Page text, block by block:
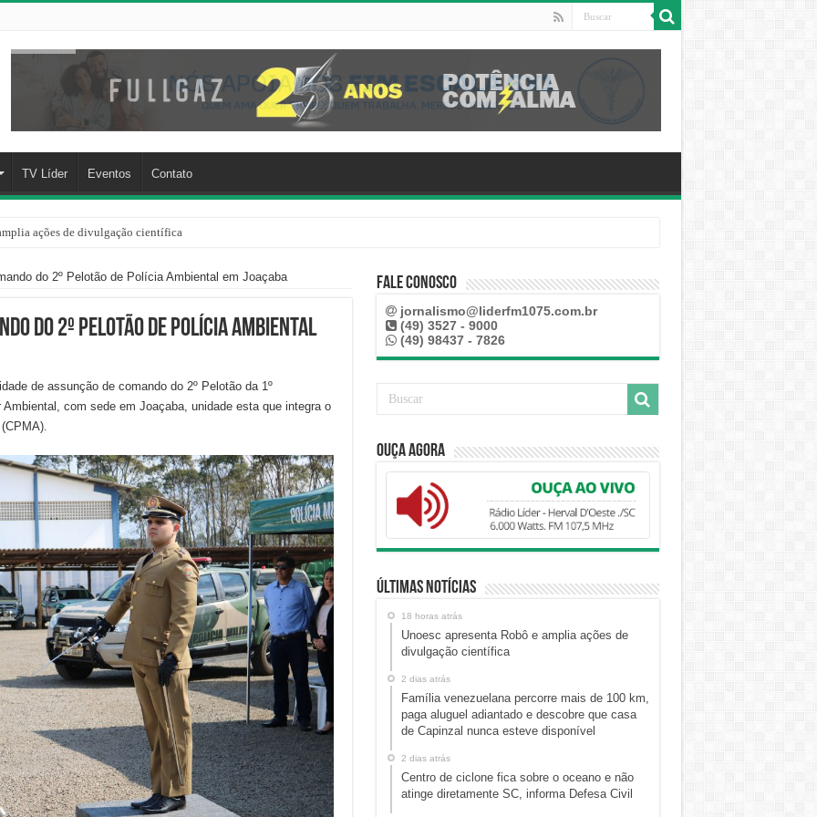
TV Líder Eventos Contato
ações de divulgação científica
mais de 100 km, paga aluguel adiantado e descobre que casa de Capinzal nunca esteve disponível
do 2º Pelotão de Polícia Ambiental em Joaçaba
do 2º Pelotão de Polícia Ambiental
de assunção de comando do 2º Pelotão da 1º
com sede em Joaçaba, unidade esta que integra o
Fale Conosco
jornalismo@liderfm1075.com.br
(49) 3527 - 9000
(49) 98437 - 7826
Ouça Agora
Últimas Notícias
18 horas atrás
Unoesc apresenta Robô e amplia ações de
divulgação científica
2 dias atrás
Família venezuelana percorre mais de 100 km,
paga aluguel adiantado e descobre que casa
de Capinzal nunca esteve disponível
2 dias atrás
Centro de ciclone fica sobre o oceano e não
atinge diretamente SC, informa Defesa Civil